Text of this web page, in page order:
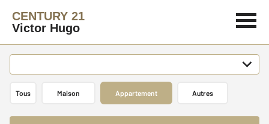
CENTURY 21
Victor Hugo
Tous Maison Appartement Autres